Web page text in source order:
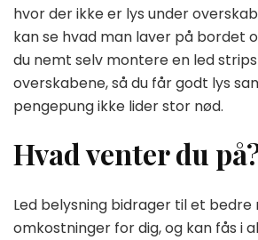
hvor der ikke er lys under
kan se hvad man laver på bordet
du nemt selv montere en led
overskabene, så du får godt lys
pengepung ikke lider stor nød.
Hvad venter du
Led belysning bidrager til et
omkostninger for dig, og kan fås i